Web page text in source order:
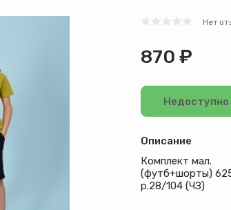
Нет
870 ₽
Недоступно
Описание
Комплект мал.
(футб+шорты)
р.28/104 (ЧЗ)